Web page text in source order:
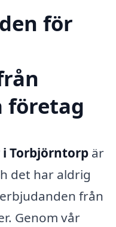
för
företag
i Torbjörntorp är
det har aldrig
från
Genom vår